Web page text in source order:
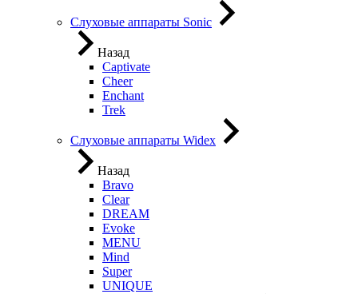
Слуховые аппараты Sonic
Назад
Captivate
Cheer
Enchant
Trek
Слуховые аппараты Widex
Назад
Bravo
Clear
DREAM
Evoke
MENU
Mind
Super
UNIQUE